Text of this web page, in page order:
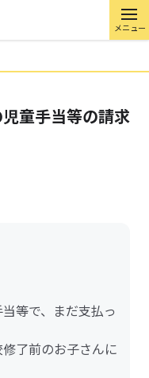
メニュー
児童手当等の請求
等で、まだ支払っ
了前のお子さんに